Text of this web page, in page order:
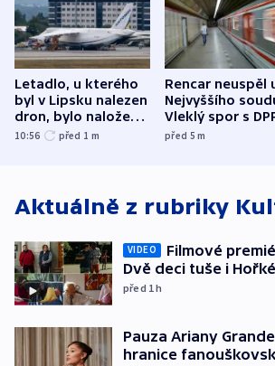
Letadlo, u kterého
byl v Lipsku nalezen
dron, bylo naložené
municí, píší média
10:56 před 1 m
Rencar neuspěl
Nejvyššího
Vleklý spor s
reklamní plochu
před 5m
Aktuálně z rubriky
VIDEO
Filmové
Dvě deci tuše i
před 1h
Pauza Ariany
hranice